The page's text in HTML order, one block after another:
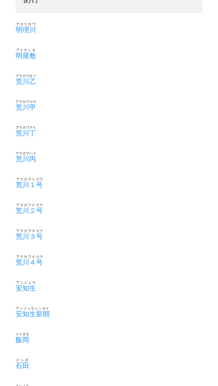
明理川
アカリガワ
明屋敷
アケヤシキ
荒川乙
アラカワオツ
荒川甲
アラカワコウ
荒川丁
アラカワテイ
荒川丙
アラカワヘイ
荒川１号
アラカワ１ゴウ
荒川２号
アラカワ２ゴウ
荒川３号
アラカワ３ゴウ
荒川４号
アラカワ４ゴウ
安知生
アンジュウ
安知生新開
アンジュウシンカイ
飯岡
イイオカ
石田
イシダ